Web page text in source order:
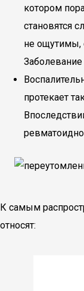
котором
становятся
не ощутимы,
протекает
К самым
относят: